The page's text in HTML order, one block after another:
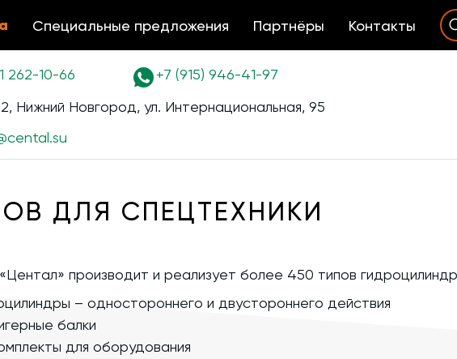
Специальные предложения Партнёры Контакты
262-10-66
+7 (915) 946-41-97
Нижний Новгород, ул. Интернациональная, 95
cental.su
ДЛЯ СПЕЦТЕХНИКИ
производит и реализует более 450 типов
– одностороннего и двустороннего действия
балки
для оборудования